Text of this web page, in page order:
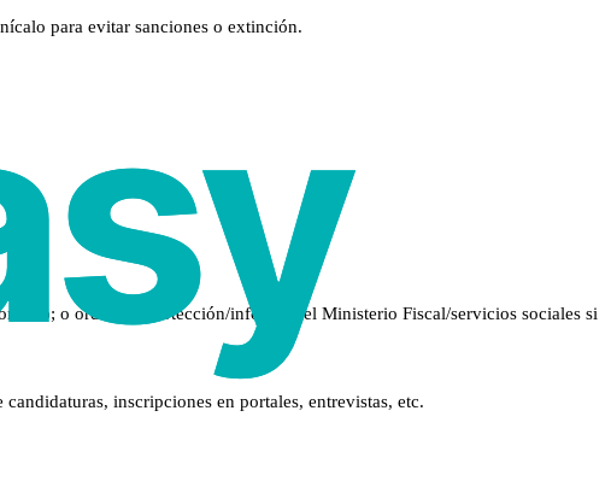
para evitar sanciones o extinción.
o orden de protección/informe del Ministerio Fiscal/servicios sociales si
inscripciones en portales, entrevistas, etc.